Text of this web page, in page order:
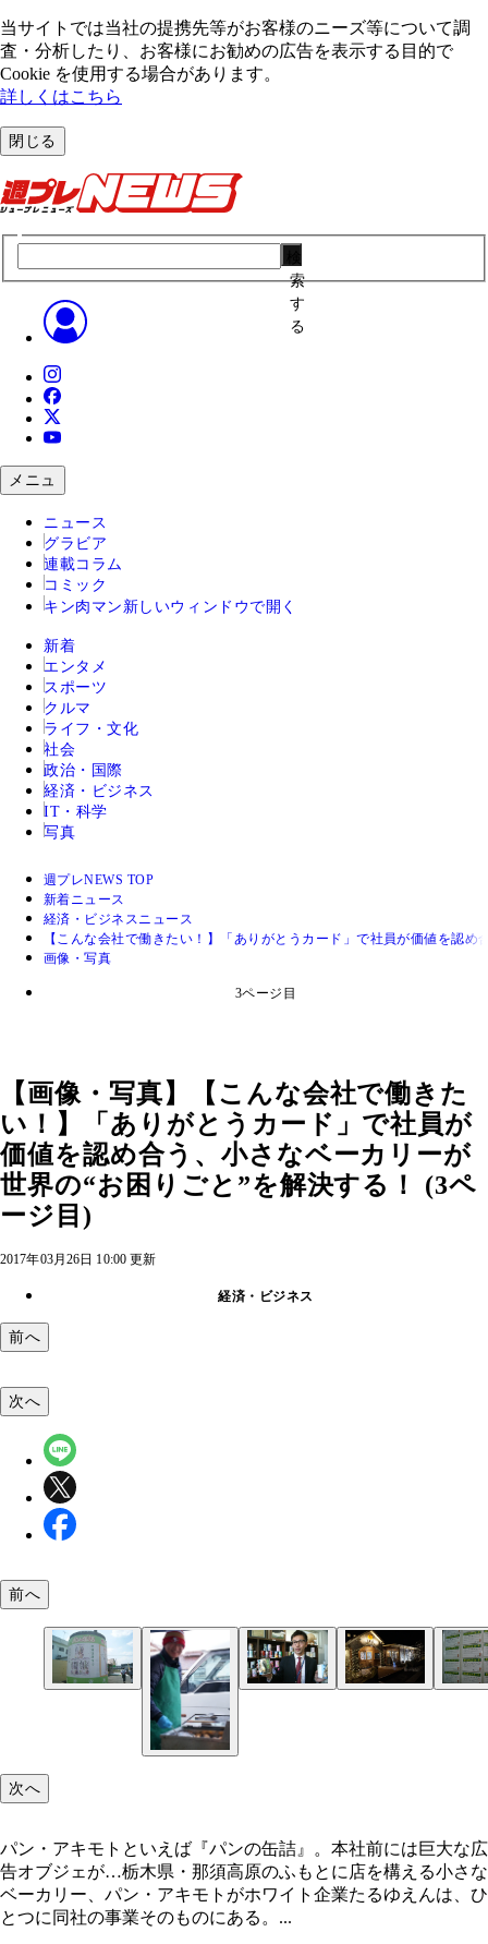
当サイトでは当社の提携先等がお客様のニーズ等について調
査・分析したり、お客様にお勧めの広告を表⽰する⽬的で
Cookie を使⽤する場合があります。
詳しくはこちら
閉じる
索
す
る
メニュ
ニュース
グラビア
連載コラム
コミック
キン肉マン 新しいウィンドウで開く
新着
エンタメ
スポーツ
クルマ
ライフ・文化
社会
政治・国際
経済・ビジネス
IT・科学
写真
週プレNEWS TOP
新着ニュース
経済・ビジネスニュース
【こんな会社で働きたい！】「ありがとうカード」で社員が価値を認
画像・写真
3ページ目
【画像・写真】【こんな会社で働きた
い！】「ありがとうカード」で社員が
価値を認め合う、小さなベーカリーが
世界の“お困りごと”を解決する！ (3ペ
ージ目)
2017年03月26日 10:00 更新
経済・ビジネス
前へ
パン・アキモトといえば『パンの缶詰』。本社前
大な広告オブジェが…
秋元社長の長男・信彦氏がパン・アキモトの次代
“カフェもできるオシャレなパン屋を作りたい！”
社員のアイデアを形にした石窯パン工房「きらむ
社員同士の感謝の気持ちを“見える化”する「あり
カード」がピリピリしがちな職場に爽やかな風を
んでいる
次へ
前へ
次へ
パン・アキモトといえば『パンの缶詰』。本社前には巨大な広
告オブジェが…栃木県・那須高原のふもとに店を構える小さな
ベーカリー、パン・アキモトがホワイト企業たるゆえんは、ひ
とつに同社の事業そのものにある。...